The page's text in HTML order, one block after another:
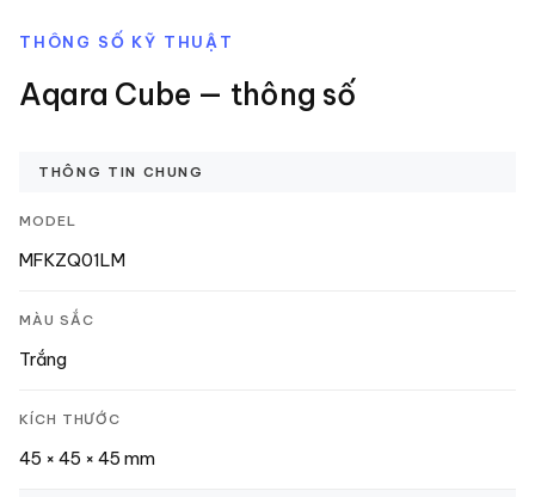
THÔNG SỐ KỸ THUẬT
Aqara Cube — thông số
THÔNG TIN CHUNG
MODEL
MFKZQ01LM
MÀU SẮC
Trắng
KÍCH THƯỚC
45 × 45 × 45 mm